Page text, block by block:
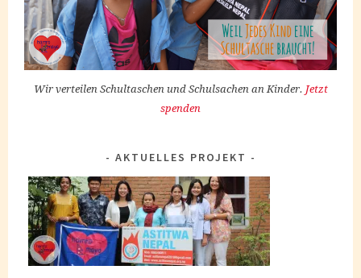
Wir verteilen Schultaschen und Schulsachen an Kinder. Jetzt
spenden
AKTUELLES PROJEKT